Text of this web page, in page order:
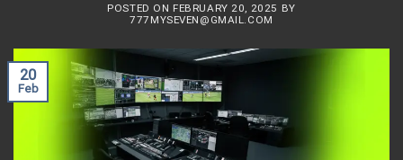
POSTED ON FEBRUARY 20, 2025 BY
777MYSEVEN@GMAIL.COM
20
Feb